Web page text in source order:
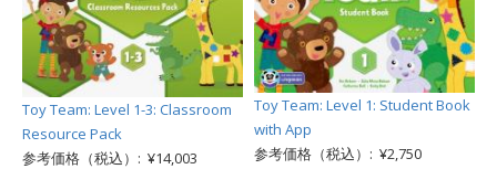
Toy Team: Level 1-3: Classroom
Resource Pack
参考価格（税込）: ¥14,003
Toy Team: Level 1: Student Book
with App
参考価格（税込）: ¥2,750